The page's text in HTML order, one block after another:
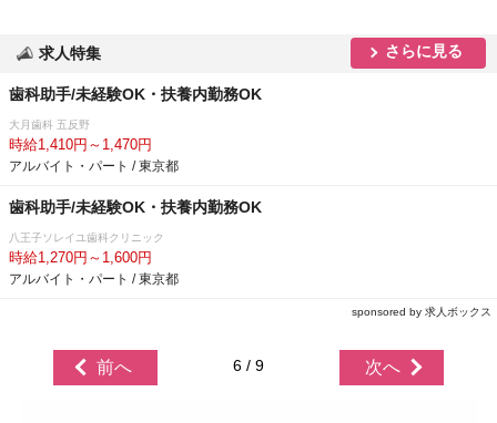
求人特集 さらに見る
歯科助手/未経験OK・扶養内勤務OK
大月歯科 五反野
時給1,410円～1,470円
アルバイト・パート / 東京都
歯科助手/未経験OK・扶養内勤務OK
八王子ソレイユ歯科クリニック
時給1,270円～1,600円
アルバイト・パート / 東京都
sponsored by 求人ボックス
前へ 6 / 9 次へ